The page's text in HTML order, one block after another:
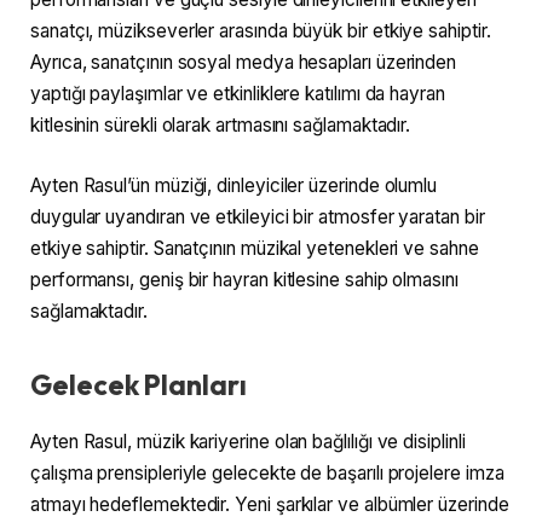
sanatçı, müzikseverler arasında büyük bir etkiye sahiptir.
Ayrıca, sanatçının sosyal medya hesapları üzerinden
yaptığı paylaşımlar ve etkinliklere katılımı da hayran
kitlesinin sürekli olarak artmasını sağlamaktadır.
Ayten Rasul’ün müziği, dinleyiciler üzerinde olumlu
duygular uyandıran ve etkileyici bir atmosfer yaratan bir
etkiye sahiptir. Sanatçının müzikal yetenekleri ve sahne
performansı, geniş bir hayran kitlesine sahip olmasını
sağlamaktadır.
Gelecek Planları
Ayten Rasul, müzik kariyerine olan bağlılığı ve disiplinli
çalışma prensipleriyle gelecekte de başarılı projelere imza
atmayı hedeflemektedir. Yeni şarkılar ve albümler üzerinde